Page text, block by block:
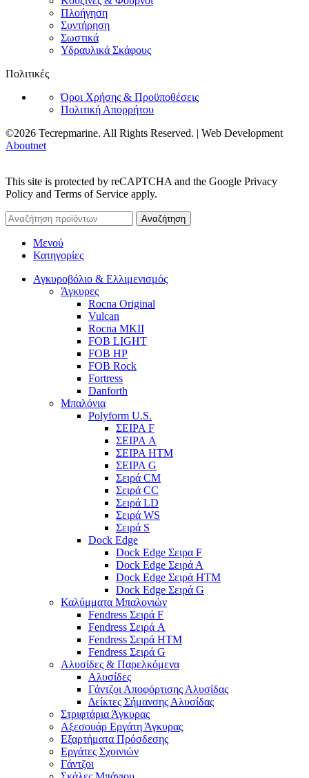
Πλοήγηση
Συντήρηση
Σωστικά
Υδραυλικά Σκάφους
Πολιτικές
Όροι Χρήσης & Προϋποθέσεις
Πολιτική Απορρήτου
©2026 Tecrepmarine. All Rights Reserved. | Web Development
Aboutnet
This site is protected by reCAPTCHA and the Google Privacy
Policy and Terms of Service apply.
Αναζήτηση
Μενού
Κατηγορίες
Αγκυροβόλιο & Ελλιμενισμός
Άγκυρες
Rocna Original
Vulcan
Rocna MKII
FOB LIGHT
FOB HP
FOB Rock
Fortress
Danforth
Μπαλόνια
Polyform U.S.
ΣΕΙΡΑ F
ΣΕΙΡΑ A
ΣΕΙΡΑ HTM
ΣΕΙΡΑ G
Σειρά CM
Σειρά CC
Σειρά LD
Σειρά WS
Σειρά S
Dock Edge
Dock Edge Σειρα F
Dock Edge Σειρά Α
Dock Edge Σειρά HTM
Dock Edge Σειρά G
Καλύμματα Μπαλονιών
Fendress Σειρά F
Fendress Σειρά A
Fendress Σειρά HTM
Fendress Σειρά G
Αλυσίδες & Παρελκόμενα
Αλυσίδες
Γάντζοι Αποφόρτισης Αλυσίδας
Δείκτες Σήμανσης Αλυσίδας
Στριφτάρια Άγκυρας
Αξεσουάρ Εργάτη Άγκυρας
Εξαρτήματα Πρόσδεσης
Εργάτες Σχοινιών
Γάντζοι